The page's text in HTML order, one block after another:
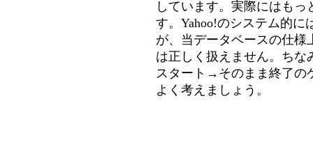
しています。実際にはも
す。Yahoo!のシステム的に
が、当データベースの仕様
は正しく扱えません。ちな
スタート→そのまま終了の
よく考えましょう。